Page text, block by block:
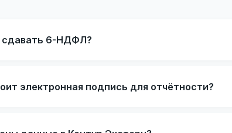
сдавать 6-НДФЛ?
электронная подпись для отчётности?